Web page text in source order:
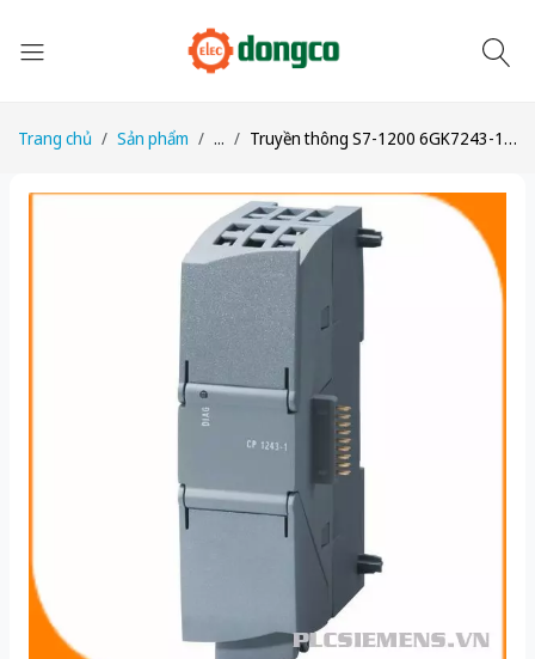
Trang chủ Sản phẩm ... Truyền thông S7-1200 6GK7243-1BX30-0XE0